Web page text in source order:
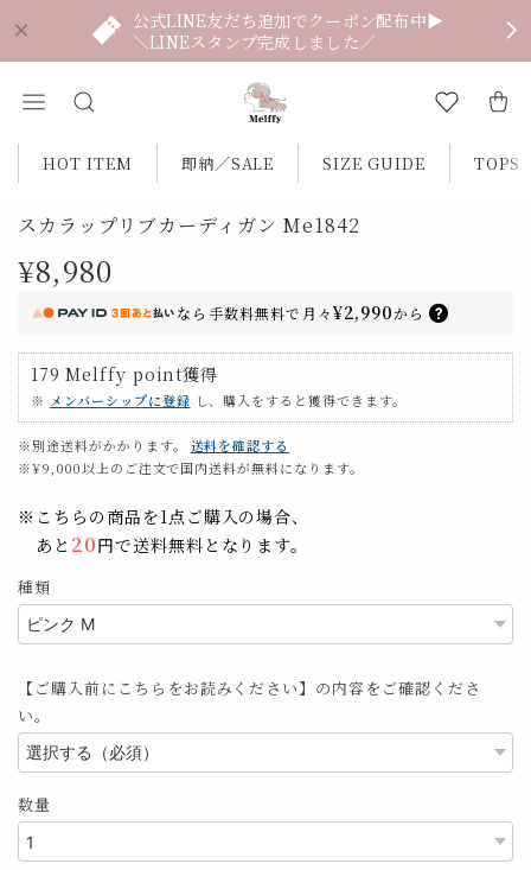
公式LINE友だち追加でクーポン配布中▶
＼LINEスタンプ完成しました／
HOT ITEM 即納／SALE SIZE GUIDE TOPS
スカラップリブカーディガン Me1842
¥8,980
なら 手数料無料で 月々¥2,990から
179 Melffy point獲得
※ メンバーシップに登録 し、購入をすると獲得できます。
※別途送料がかかります。
送料を確認する
※¥9,000以上のご注文で国内送料が無料になります。
※こちらの商品を1点ご購入の場合、
あと 20円で送料無料となります。
種類
【ご購入前にこちらをお読みください】の内容をご確認くださ
い。
数量